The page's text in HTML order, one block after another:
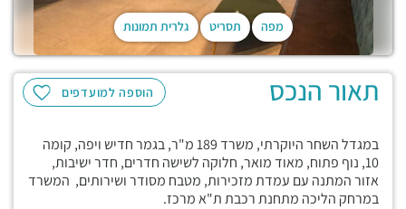
מפה תסריט גלרית תמונות
הוספה למועדפים תאור הנכס
במגדל השחר היוקרתי, משרד 189 מ"ר, בגמר חדיש ויפה, קומה
10, נוף פתוח, מאוד מואר, חלוקה לשישה חדרים, חדר ישיבות,
אזור המתנה עם עמדת מזכירות, מטבח מסודר ושירותים, המשרד
במרחק הליכה מתחנת רכבת ת"א מרכז.